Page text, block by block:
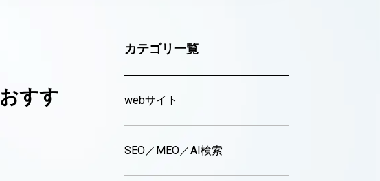
すす
カテゴリ一覧
webサイト
SEO／MEO／AI検索